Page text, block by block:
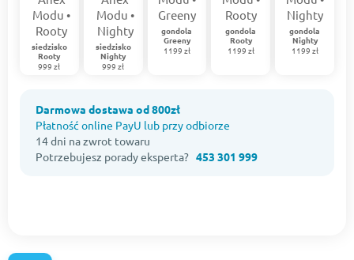
siedzisko
Rooty
999 zł
siedzisko
Nighty
999 zł
gondola
Greeny
1199 zł
gondola
Rooty
1199 zł
gondola
Nighty
1199 zł
Darmowa dostawa od 800zł
Płatność online PayU lub przy odbiorze
14 dni na zwrot towaru
Potrzebujesz porady eksperta? 453 301 999